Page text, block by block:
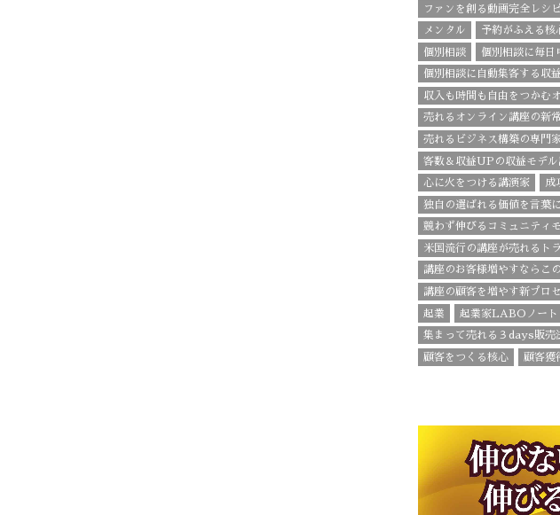
ファンを創る動画完全レシ
メンタル 予約がふえる核
個別相談 個別相談に毎日
個別相談に自動集客する収
収入も時間も自由をつかむ
売れるオンライン講座の新
売れるビジネス構築の専門
客数＆収益UPの収益モデル
心に火をつける講演家 成
独自の選ばれる価値を言葉
競わず伸びるコミュニティ
米国流行の講座が売れるト
講座のお客様増やすならこ
講座の顧客を増やす新プロ
起業 起業家LABOノート
集まって売れる３days販売
顧客をつくる核心 顧客獲